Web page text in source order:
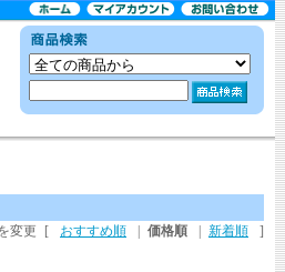
変更
[ おすすめ順 価格順 新着順
]